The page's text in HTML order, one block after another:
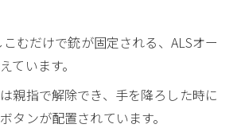
むだけで銃が固定される、ALSオー
ています。
親指で解除でき、手を降ろした時に
タンが配置されています。